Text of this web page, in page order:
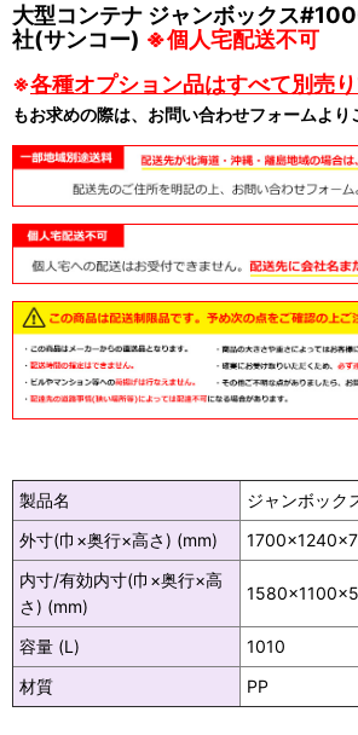
大型コンテナ ジャンボックス
社(サンコー) ※個人宅配送不可
※各種オプション品はすべて別売り
もお求めの際は、お問い合わせフォームより
製品名
ジャンボック
外寸(巾×奥行×高さ) (mm)
内寸/有効内寸(巾×奥行×高
さ) (mm)
容量 (L)
1010
材質
PP